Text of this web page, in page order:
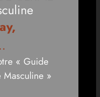
« Guide
Masculine »